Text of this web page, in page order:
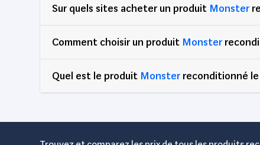
Canon
DEG 89
Dell 2,957
Sur quels sites acheter un produit Monster
Comment choisir un produit Monster
Quel est le produit Monsterreconditionné le